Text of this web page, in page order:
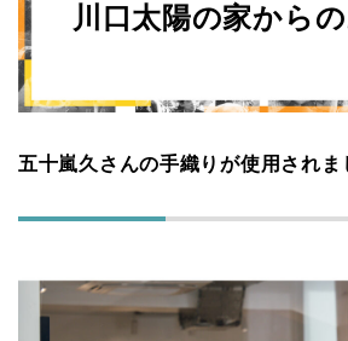
川口太陽の家から
五十嵐久さんの手織りが使用されま